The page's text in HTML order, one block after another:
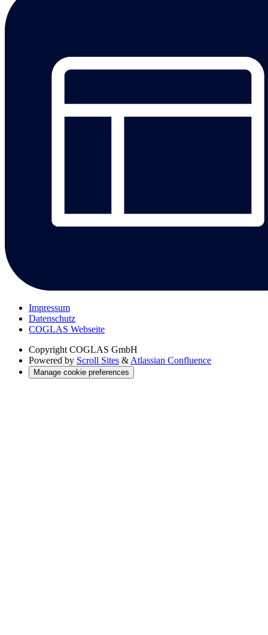
Impressum
Datenschutz
COGLAS Webseite
Copyright COGLAS GmbH
Powered by Scroll Sites & Atlassian Confluence
Manage cookie preferences